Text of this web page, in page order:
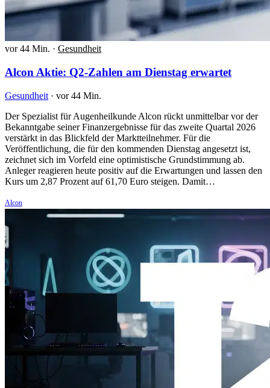
vor 44 Min. · Gesundheit
Alcon Aktie: Q2-Zahlen am Dienstag erwartet
Gesundheit · vor 44 Min.
Der Spezialist für Augenheilkunde Alcon rückt unmittelbar vor der
Bekanntgabe seiner Finanzergebnisse für das zweite Quartal 2026
verstärkt in das Blickfeld der Marktteilnehmer. Für die
Veröffentlichung, die für den kommenden Dienstag angesetzt ist,
zeichnet sich im Vorfeld eine optimistische Grundstimmung ab.
Anleger reagieren heute positiv auf die Erwartungen und lassen den
Kurs um 2,87 Prozent auf 61,70 Euro steigen. Damit…
Alcon